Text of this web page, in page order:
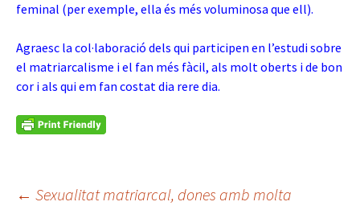
feminal (per exemple, ella és més voluminosa que ell).
Agraesc la col·laboració dels qui participen en l’estudi sobre
el matriarcalisme i el fan més fàcil, als molt oberts i de bon
cor i als qui em fan costat dia rere dia.
← Sexualitat matriarcal, dones amb molta